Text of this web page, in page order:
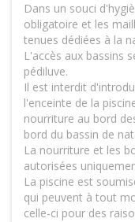
Dans un souci
obligatoire et les
tenues dédiées à la
L'accès aux bassins
pédiluve.
Il est interdit
l'enceinte de la
nourriture au bord
bord du bassin de
La nourriture et les
autorisées
La piscine est
qui peuvent à tout
celle-ci pour des